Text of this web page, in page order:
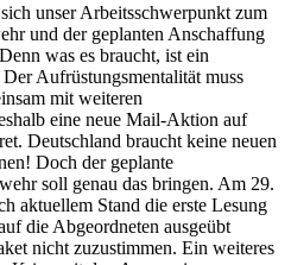
unser Arbeitsschwerpunkt zum
und der geplanten Anschaffung
was es braucht, ist ein
Aufrüstungsmentalität muss
mit weiteren
eine neue Mail-Aktion auf
Deutschland braucht keine neuen
Doch der geplante
soll genau das bringen. Am 29.
aktuellem Stand die erste Lesung
die Abgeordneten ausgeübt
nicht zuzustimmen. Ein weiteres